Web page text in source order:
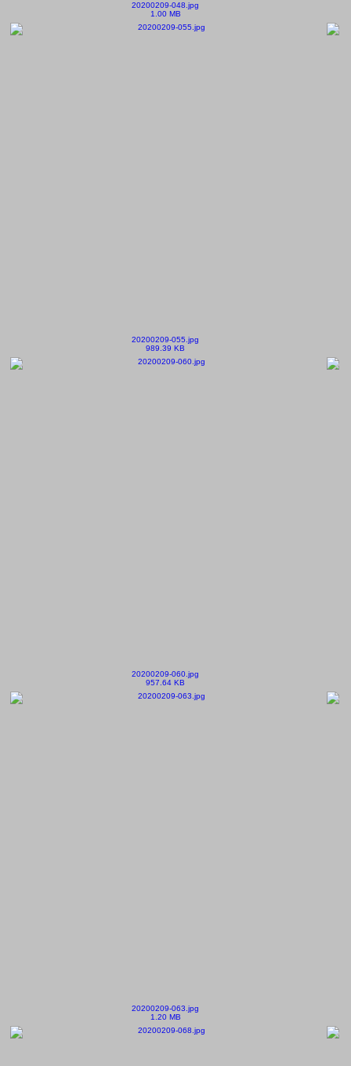
20200209-048.jpg
1.00 MB
20200209-055.jpg
989.39 KB
20200209-060.jpg
957.64 KB
20200209-063.jpg
1.20 MB